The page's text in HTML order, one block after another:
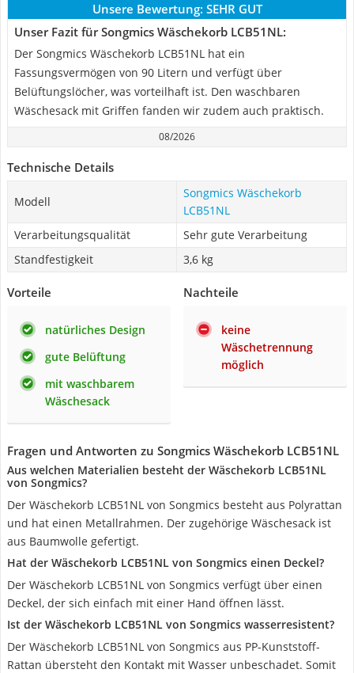
Unsere Bewertung: SEHR GUT
Unser Fazit für Songmics Wäschekorb LCB51NL:
Der Songmics Wäschekorb LCB51NL hat ein
Fassungsvermögen von 90 Litern und verfügt über
Belüftungslöcher, was vorteilhaft ist. Den waschbaren
Wäschesack mit Griffen fanden wir zudem auch praktisch.
08/2026
Technische Details
Modell
Songmics Wäschekorb
LCB51NL
Verarbeitungsqualität
Sehr gute Verarbeitung
Standfestigkeit
3,6 kg
Vorteile
natürliches Design
gute Belüftung
mit waschbarem
Wäschesack
Nachteile
keine
Wäschetrennung
möglich
Fragen und Antworten zu Songmics Wäschekorb LCB51NL
Aus welchen Materialien besteht der Wäschekorb LCB51NL
von Songmics?
Der Wäschekorb LCB51NL von Songmics besteht aus Polyrattan
und hat einen Metallrahmen. Der zugehörige Wäschesack ist
aus Baumwolle gefertigt.
Hat der Wäschekorb LCB51NL von Songmics einen Deckel?
Der Wäschekorb LCB51NL von Songmics verfügt über einen
Deckel, der sich einfach mit einer Hand öffnen lässt.
Ist der Wäschekorb LCB51NL von Songmics wasserresistent?
Der Wäschekorb LCB51NL von Songmics aus PP-Kunststoff-
Rattan übersteht den Kontakt mit Wasser unbeschadet. Somit